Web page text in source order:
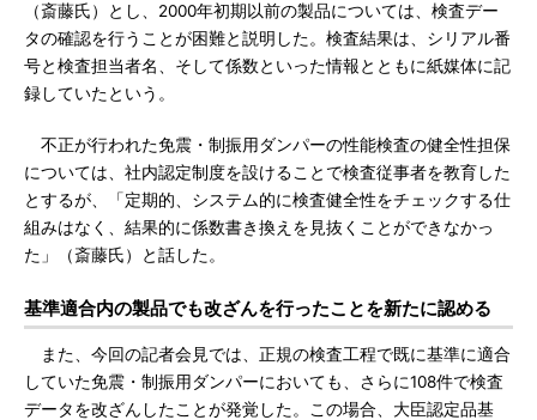
（斎藤氏）とし、2000年初期以前の製品については、検査デー
タの確認を行うことが困難と説明した。検査結果は、シリアル番
号と検査担当者名、そして係数といった情報とともに紙媒体に記
録していたという。
不正が行われた免震・制振用ダンパーの性能検査の健全性担保
については、社内認定制度を設けることで検査従事者を教育した
とするが、「定期的、システム的に検査健全性をチェックする仕
組みはなく、結果的に係数書き換えを見抜くことができなかっ
た」（斎藤氏）と話した。
基準適合内の製品でも改ざんを行ったことを新たに認める
また、今回の記者会見では、正規の検査工程で既に基準に適合
していた免震・制振用ダンパーにおいても、さらに108件で検査
データを改ざんしたことが発覚した。この場合、大臣認定品基